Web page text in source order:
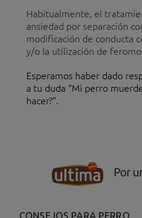
Habitualmente, el
ansiedad por separación
modificación de conducta
y/o la utilización de
Esperamos haber dado
a tu duda “Mi perro
hacer?”.
CONSEJOS PARA PERRO